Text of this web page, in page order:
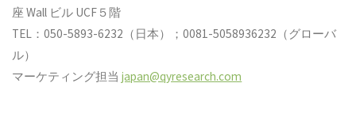
座 Wall ビル UCF５階
TEL：050-5893-6232（日本）；0081-5058936232（グローバ
ル）
マーケティング担当japan@qyresearch.com